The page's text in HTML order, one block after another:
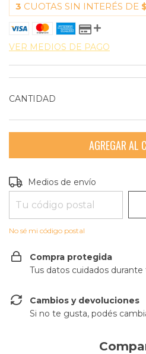
3 CUOTAS SIN INTERÉS DE
VER MEDIOS DE PAGO
CANTIDAD
Entregas para el CP:
Medios de envío
No sé mi código postal
Compra protegida
Tus datos cuidados durante
Cambios y devoluciones
Si no te gusta, podés